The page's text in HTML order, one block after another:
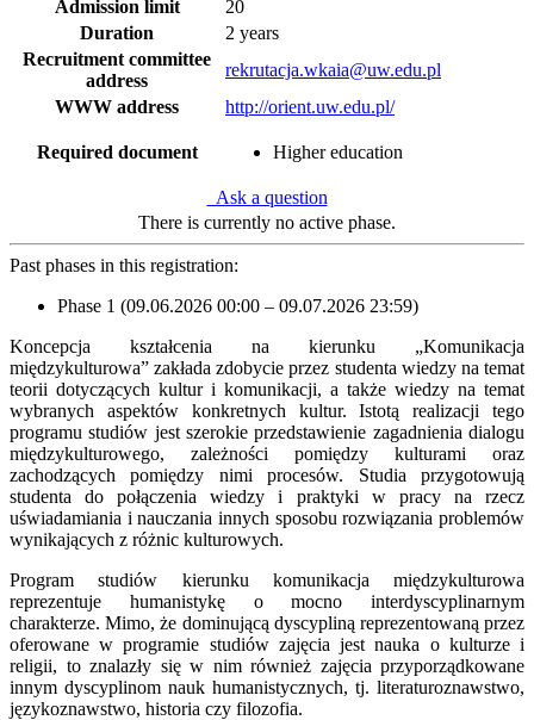
Admission limit
20
Duration
2 years
Recruitment committee
address
rekrutacja.wkaia@uw.edu.pl
WWW address
http://orient.uw.edu.pl/
Required document Higher education
Ask a question
There is currently no active phase.
Past phases in this registration:
Phase 1 (09.06.2026 00:00 – 09.07.2026 23:59)
Koncepcja kształcenia na kierunku „Komunikacja
międzykulturowa” zakłada zdobycie przez studenta wiedzy na temat
teorii dotyczących kultur i komunikacji, a także wiedzy na temat
wybranych aspektów konkretnych kultur. Istotą realizacji tego
programu studiów jest szerokie przedstawienie zagadnienia dialogu
międzykulturowego, zależności pomiędzy kulturami oraz
zachodzących pomiędzy nimi procesów. Studia przygotowują
studenta do połączenia wiedzy i praktyki w pracy na rzecz
uświadamiania i nauczania innych sposobu rozwiązania problemów
wynikających z różnic kulturowych.
Program studiów kierunku komunikacja międzykulturowa
reprezentuje humanistykę o mocno interdyscyplinarnym
charakterze. Mimo, że dominującą dyscypliną reprezentowaną przez
oferowane w programie studiów zajęcia jest nauka o kulturze i
religii, to znalazły się w nim również zajęcia przyporządkowane
innym dyscyplinom nauk humanistycznych, tj. literaturoznawstwo,
językoznawstwo, historia czy filozofia.